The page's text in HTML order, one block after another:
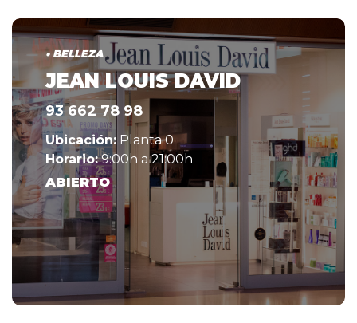
• BELLEZA
JEAN LOUIS DAVID
93 662 78 98
Ubicación: Planta 0
Horario:9:00h a 21:00h
ABIERTO